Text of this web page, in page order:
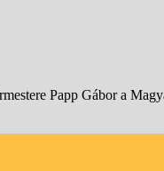
Papp Gábor a